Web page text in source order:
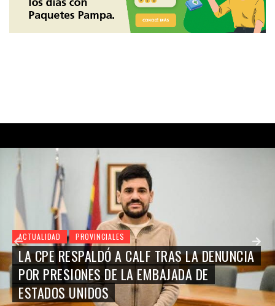
ACTUALIDAD PROVINCIALES
LA CPE RESPALDÓ A CALF TRAS LA DENUNCIA
POR PRESIONES DE LA EMBAJADA DE
ESTADOS UNIDOS